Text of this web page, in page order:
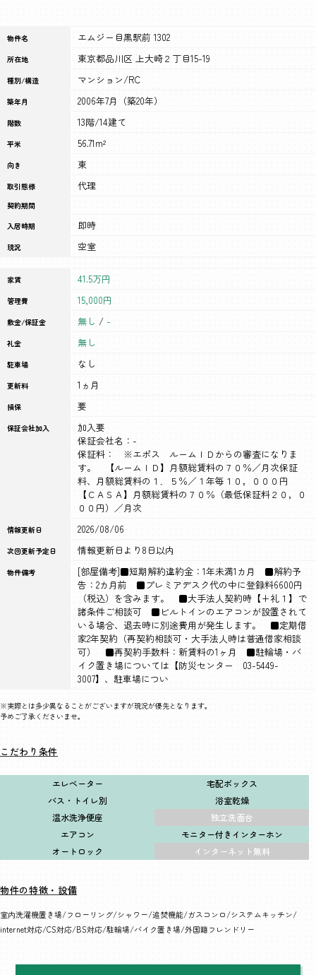
物件名 エムジー目黒駅前 1302
所在地 東京都品川区 上大崎２丁目15-19
種別/構造 マンション/RC
築年月 2006年7月（築20年）
階数 13階/14建て
平米 56.71m²
向き 東
取引態様 代理
契約期間
入居時期
即時
現況 空室
※実際とは多少異なることがございますが現況が優先となります。
予めご了承くださいませ。
家賃 41.5万円
管理費 15,000円
敷金/保証金 無し / -
礼金 無し
駐車場 なし
更新料 1ヵ月
損保 要
保証会社加入
加入要
保証会社名：-
保証料： ※エポス ルームＩＤからの審査になりま
す。 【ルームＩＤ】月額総賃料の７０％／月次保証
料、月額総賃料の１．５％／１年毎１０，０００円
【ＣＡＳＡ】月額総賃料の７０％（最低保証料２０，０
００円）／月次
情報更新日 2026/08/06
次回更新予定日 情報更新日より8日以内
物件備考
[部屋備考]■短期解約違約金：1年未満1カ月 ■解約予
告：2カ月前 ■プレミアデスク代の中に登録料6600円
（税込）を含みます。 ■大手法人契約時【+礼１】で
諸条件ご相談可 ■ビルトインのエアコンが設置されて
いる場合、退去時に別途費用が発生します。 ■定期借
家2年契約（再契約相談可・大手法人時は普通借家相談
可） ■再契約手数料：新賃料の1ヶ月 ■駐輪場・バ
イク置き場については【防災センター 03-5449-
3007】、駐車場につい
こだわり条件
エレベーター
宅配ボックス
バス・トイレ別
浴室乾燥
温水洗浄便座
独立洗面台
エアコン
モニター付きインターホン
オートロック
インターネット無料
物件の特徴・設備
室内洗濯機置き場 フローリング シャワー 追焚機能 ガスコンロ システムキッチン
internet対応 CS対応 BS対応 駐輪場 バイク置き場 外国籍フレンドリー